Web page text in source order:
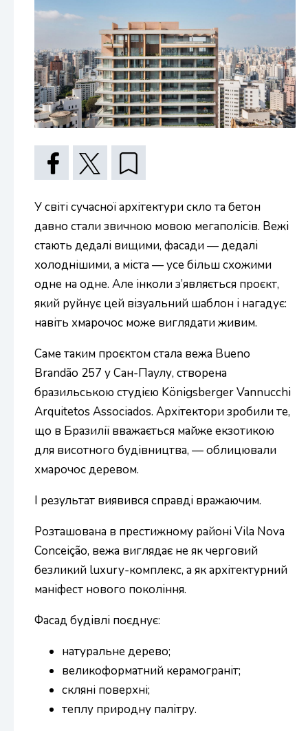
У світі сучасної архітектури скло та бетон
давно стали звичною мовою мегаполісів. Вежі
стають дедалі вищими, фасади — дедалі
холоднішими, а міста — усе більш схожими
одне на одне. Але інколи з’являється проєкт,
який руйнує цей візуальний шаблон і нагадує:
навіть хмарочос може виглядати живим.
Саме таким проєктом стала вежа Bueno
Brandão 257 у Сан-Паулу, створена
бразильською студією Königsberger Vannucchi
Arquitetos Associados. Архітектори зробили те,
що в Бразилії вважається майже екзотикою
для висотного будівництва, — облицювали
хмарочос деревом.
І результат виявився справді вражаючим.
Розташована в престижному районі Vila Nova
Conceição, вежа виглядає не як черговий
безликий luxury-комплекс, а як архітектурний
маніфест нового покоління.
Фасад будівлі поєднує:
натуральне дерево;
великоформатний керамограніт;
скляні поверхні;
теплу природну палітру.